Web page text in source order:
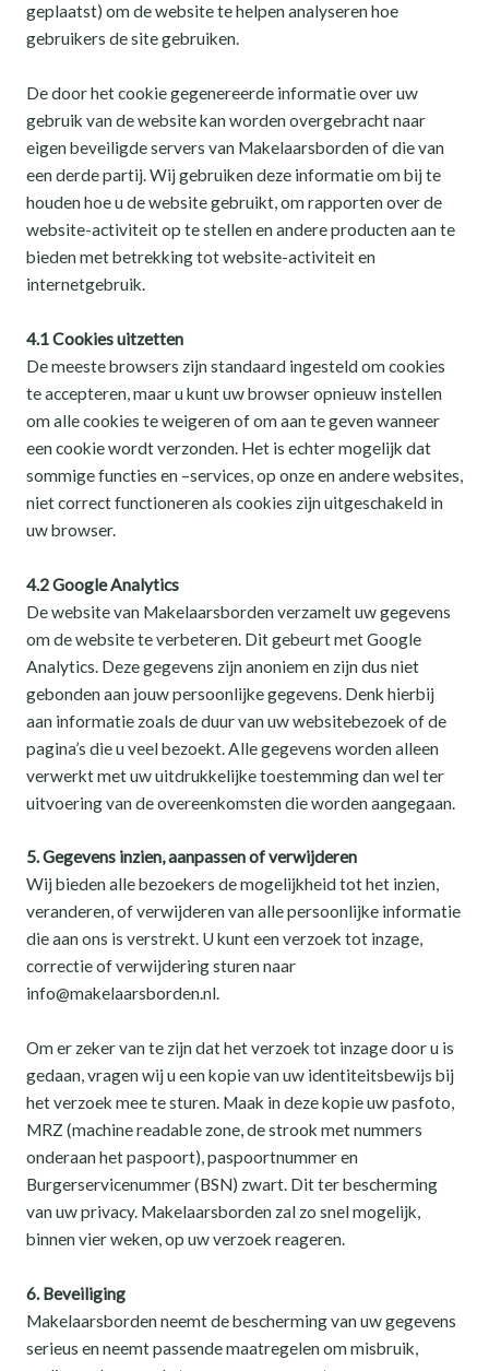
geplaatst) om de website te helpen analyseren hoe
gebruikers de site gebruiken.
De door het cookie gegenereerde informatie over uw
gebruik van de website kan worden overgebracht naar
eigen beveiligde servers van Makelaarsborden of die van
een derde partij. Wij gebruiken deze informatie om bij te
houden hoe u de website gebruikt, om rapporten over de
website-activiteit op te stellen en andere producten aan te
bieden met betrekking tot website-activiteit en
internetgebruik.
4.1 Cookies uitzetten
De meeste browsers zijn standaard ingesteld om cookies
te accepteren, maar u kunt uw browser opnieuw instellen
om alle cookies te weigeren of om aan te geven wanneer
een cookie wordt verzonden. Het is echter mogelijk dat
sommige functies en –services, op onze en andere websites,
niet correct functioneren als cookies zijn uitgeschakeld in
uw browser.
4.2 Google Analytics
De website van Makelaarsborden verzamelt uw gegevens
om de website te verbeteren. Dit gebeurt met Google
Analytics. Deze gegevens zijn anoniem en zijn dus niet
gebonden aan jouw persoonlijke gegevens. Denk hierbij
aan informatie zoals de duur van uw websitebezoek of de
pagina’s die u veel bezoekt. Alle gegevens worden alleen
verwerkt met uw uitdrukkelijke toestemming dan wel ter
uitvoering van de overeenkomsten die worden aangegaan.
5. Gegevens inzien, aanpassen of verwijderen
Wij bieden alle bezoekers de mogelijkheid tot het inzien,
veranderen, of verwijderen van alle persoonlijke informatie
die aan ons is verstrekt. U kunt een verzoek tot inzage,
correctie of verwijdering sturen naar
info@makelaarsborden.nl.
Om er zeker van te zijn dat het verzoek tot inzage door u is
gedaan, vragen wij u een kopie van uw identiteitsbewijs bij
het verzoek mee te sturen. Maak in deze kopie uw pasfoto,
MRZ (machine readable zone, de strook met nummers
onderaan het paspoort), paspoortnummer en
Burgerservicenummer (BSN) zwart. Dit ter bescherming
van uw privacy. Makelaarsborden zal zo snel mogelijk,
binnen vier weken, op uw verzoek reageren.
6. Beveiliging
Makelaarsborden neemt de bescherming van uw gegevens
serieus en neemt passende maatregelen om misbruik,